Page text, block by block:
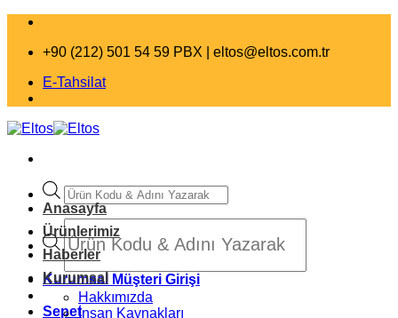
İçeriğe
+90 (212) 501 54 59 PBX | eltos@eltos.com.tr
E-Tahsilat
Products
search
Products
search
Kurumsal Müşteri Girişi
Sepet
Anasayfa
Ürünlerimiz
Haberler
Kurumsal
Hakkımızda
İnsan Kaynakları